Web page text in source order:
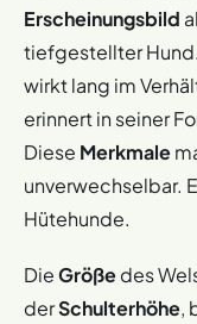
Erscheinungsbild
tiefgestellter
wirkt lang im
erinnert in seiner
Diese Merkmale
unverwechselbar.
Hütehunde.
DieGrößedes
derSchulterhöhe,